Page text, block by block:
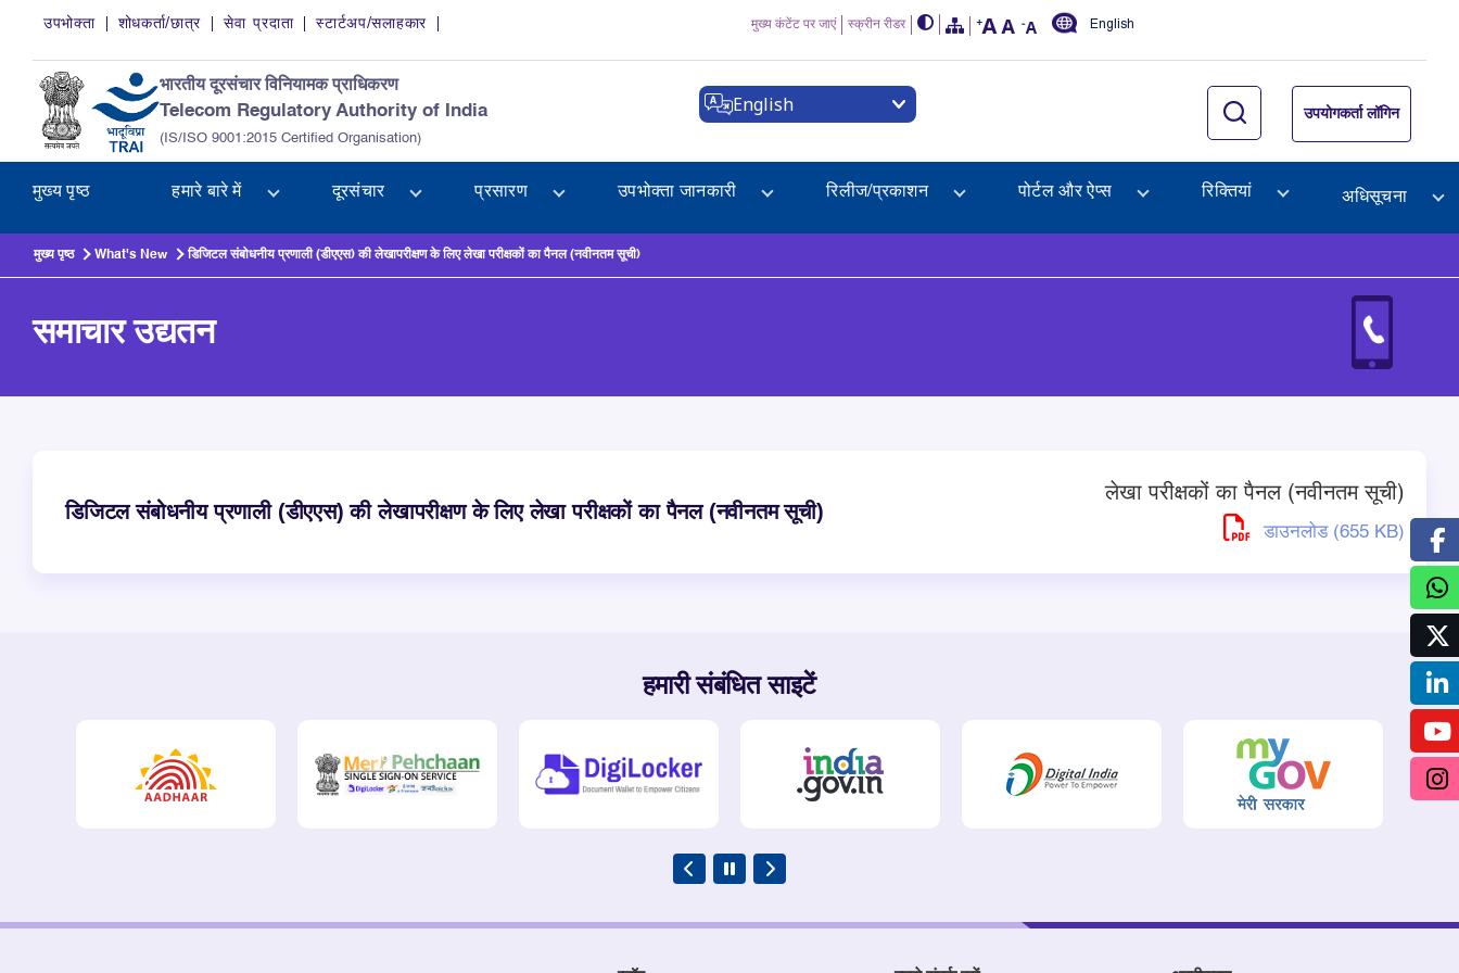
Skip to main content
उपभोक्ता शोधकर्ता/छात्र सेवा प्रदाता स्टार्टअप/सलाहकार मुख्य कंटेंट पर जाएं स्क्रीन रीडर English
भारतीय दूरसंचार विनियामक प्राधिकरण
Telecom Regulatory Authority of India
(IS/ISO 9001:2015 Certified Organisation)
English उपयोगकर्ता लॉगिन
मुख्य पृष्ठ हमारे बारे में दूरसंचार प्रसारण उपभोक्ता जानकारी रिलीज/प्रकाशन पोर्टल और ऐप्स रिक्तियां अधिसूचना
मुख्य पृष्ठ What's New डिजिटल संबोधनीय प्रणाली (डीएएस) की लेखापरीक्षण के लिए लेखा परीक्षकों का पैनल (नवीनतम सूची)
समाचार उद्यतन
डिजिटल संबोधनीय प्रणाली (डीएएस) की लेखापरीक्षण के लिए लेखा परीक्षकों का पैनल (नवीनतम सूची)
लेखा परीक्षकों का पैनल (नवीनतम सूची)
डाउनलोड (655 KB)
हमारी संबंधित साइटें